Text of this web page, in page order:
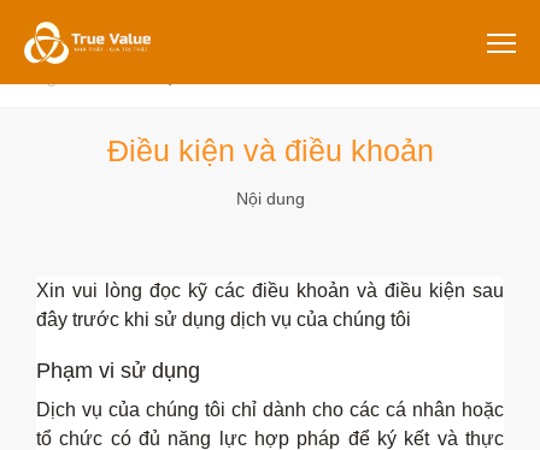
Điều kiện và điều khoản
Nội dung
Xin vui lòng đọc kỹ các điều khoản và điều kiện sau
đây trước khi sử dụng dịch vụ của chúng tôi
Phạm vi sử dụng
Dịch vụ của chúng tôi chỉ dành cho các cá nhân hoặc
tổ chức có đủ năng lực hợp pháp để ký kết và thực